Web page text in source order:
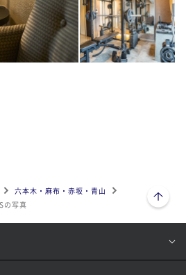
六本木・麻布・赤坂・青山
の写真
ページトップへ